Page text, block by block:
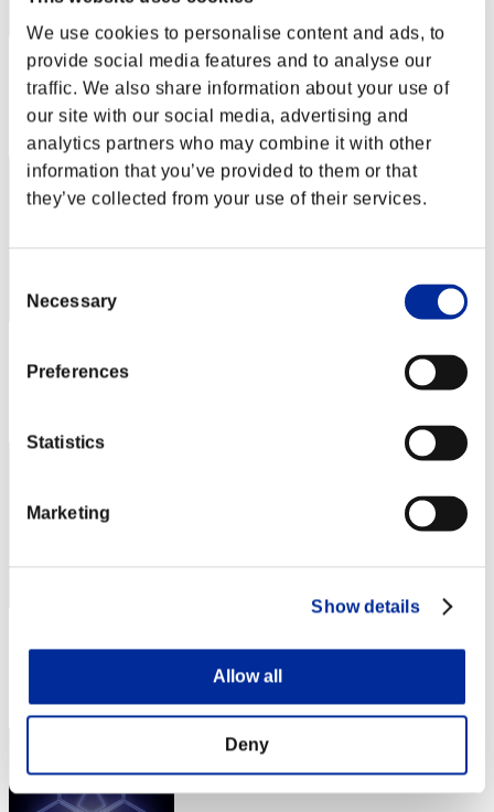
We use cookies to personalise content and ads, to
provide social media features and to analyse our
traffic. We also share information about your use of
our site with our social media, advertising and
analytics partners who may combine it with other
information that you’ve provided to them or that
they’ve collected from your use of their services.
Selection
Necessary
Preferences
Statistics
Marketing
Show details
Allow all
Deny
スコア: -
RANK
262
264